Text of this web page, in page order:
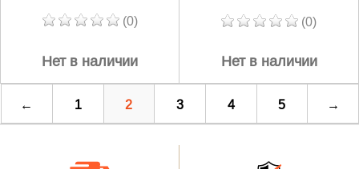
(0)
Нет в наличии
(0)
Нет в наличии
← 1 2 3 4 5 →